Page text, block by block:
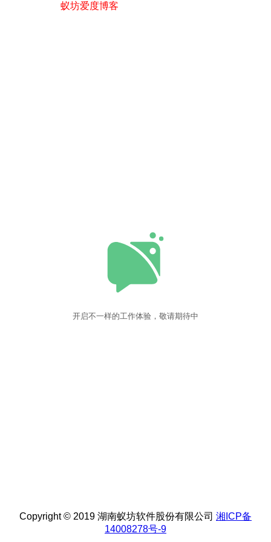
蚁坊爱度博客
开启不一样的工作体验，敬请期待中
Copyright © 2019 湖南蚁坊软件股份有限公司 湘ICP备
14008278号-9